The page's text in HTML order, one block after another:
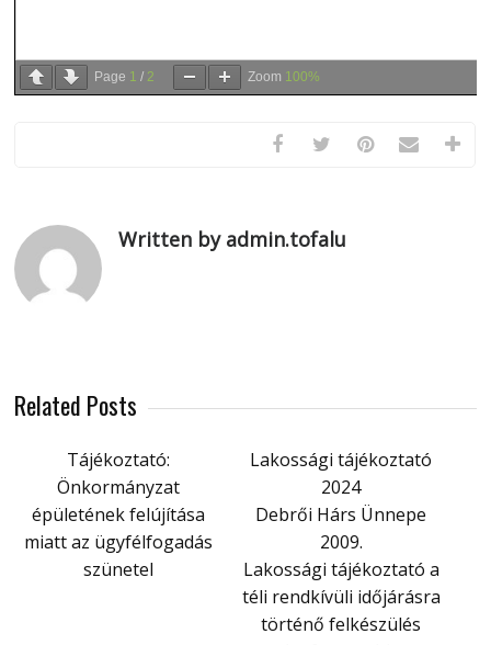
Page 1 / 2 Zoom 100%
Written by admin.tofalu
Related Posts
Tájékoztató:
Önkormányzat
épületének felújítása
miatt az ügyfélfogadás
szünetel
Lakossági tájékoztató
2024
Debrői Hárs Ünnepe
2009.
Lakossági tájékoztató a
téli rendkívüli időjárásra
történő felkészülés